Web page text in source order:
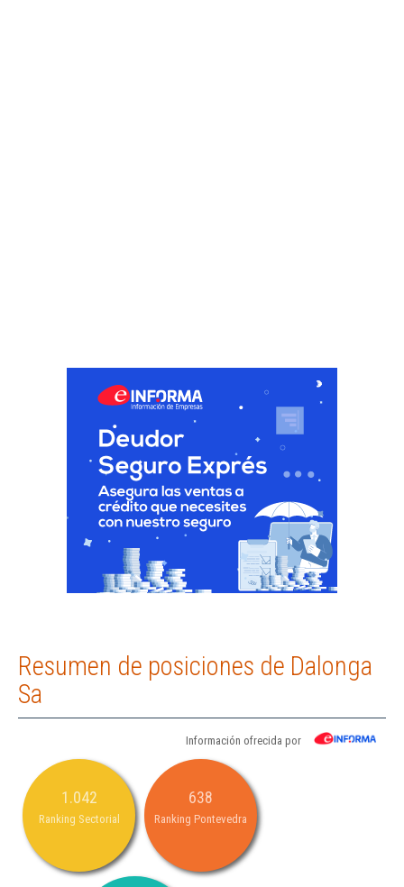
Resumen de posiciones de Dalonga
Sa
Información ofrecida por
1.042
Ranking Sectorial
638
Ranking Pontevedra